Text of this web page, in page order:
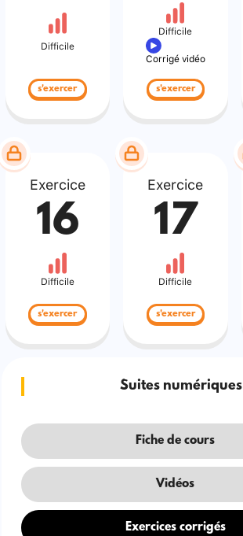
Difficile
s'exercer
Difficile
Corrigé vidéo
s'exercer
Exercice
16
Difficile
s'exercer
Exercice
17
Difficile
s'exercer
Suites numériques
Fiche de cours
Vidéos
Exercices corrigés